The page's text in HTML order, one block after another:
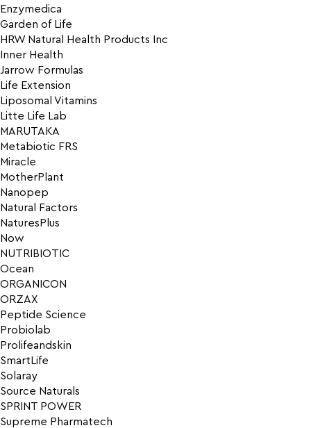
Enzymedica
Garden of Life
HRW Natural Health Products Inc
Inner Health
Jarrow Formulas
Life Extension
Liposomal Vitamins
Litte Life Lab
MARUTAKA
Metabiotic FRS
Miracle
MotherPlant
Nanopep
Natural Factors
NaturesPlus
Now
NUTRIBIOTIC
Ocean
ORGANICON
ORZAX
Peptide Science
Probiolab
Prolifeandskin
SmartLife
Solaray
Source Naturals
SPRINT POWER
Supreme Pharmatech